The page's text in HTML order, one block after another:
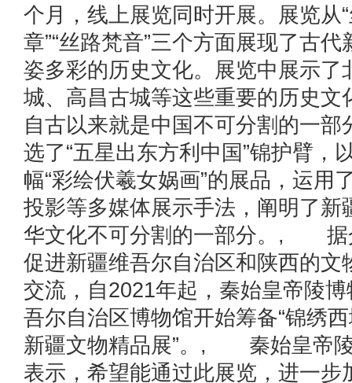
个月，线上展览同时开展。展览从
章”“丝路梵音”三个方面展现了古
姿多彩的历史文化。展览中展示了
城、高昌古城等这些重要的历史文
自古以来就是中国不可分割的一部
选了“五星出东方利中国”锦护臂，
幅“彩绘伏羲女娲画”的展品，运用
投影等多媒体展示手法，阐明了新
华文化不可分割的一部分。, 据
促进新疆维吾尔自治区和陕西的文
交流，自2021年起，秦始皇帝陵
吾尔自治区博物馆开始筹备“锦绣
新疆文物精品展”。, 秦始皇帝
表示，希望能通过此展览，进一步